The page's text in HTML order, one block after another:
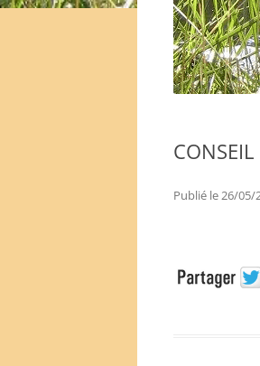
Publié le26/05/